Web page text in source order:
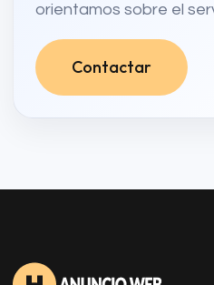
orientamos sobre el
Contactar